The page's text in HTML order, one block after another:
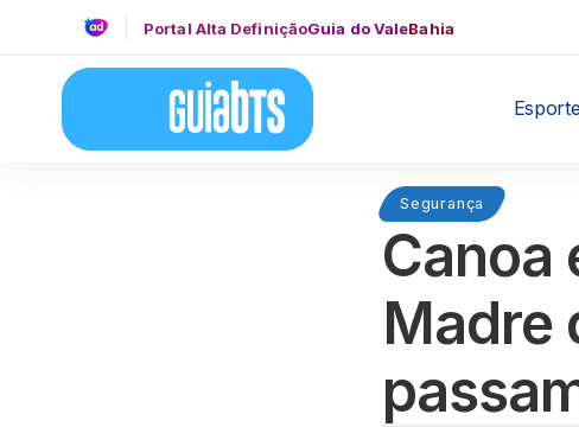
Portal Alta DefiniçãoGuia do ValeBahia
Segurança
Canoa
Madre